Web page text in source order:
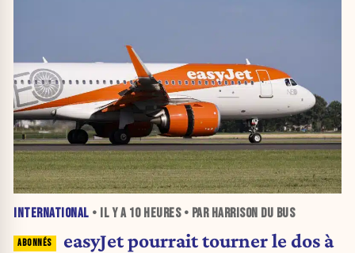
INTERNATIONAL • IL Y A 10 HEURES• PAR HARRISON DU BUS
easyJet pourrait tourner le dos à